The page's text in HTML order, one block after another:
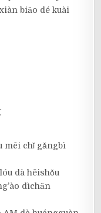
biǎo dé kuài
měi chǐ gǎngbì
dà hēishǒu
dìchǎn